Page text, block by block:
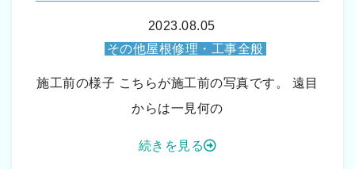
2023.08.05
その他屋根修理・工事全般
施工前の様子 こちらが施工前の写真です。 遠目
からは一見何の
続きを見る